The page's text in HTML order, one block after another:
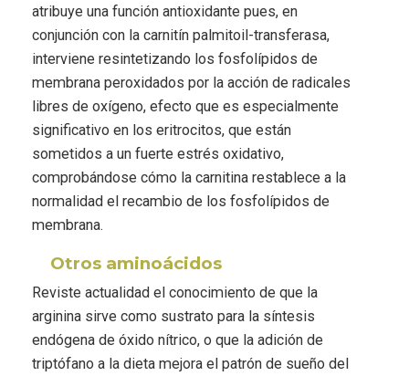
atribuye una función antioxidante pues, en
conjunción con la carnitín palmitoil-transferasa,
interviene resintetizando los fosfolípidos de
membrana peroxidados por la acción de radicales
libres de oxígeno, efecto que es especialmente
significativo en los eritrocitos, que están
sometidos a un fuerte estrés oxidativo,
comprobándose cómo la carnitina restablece a la
normalidad el recambio de los fosfolípidos de
membrana.
Otros aminoácidos
Reviste actualidad el conocimiento de que la
arginina sirve como sustrato para la síntesis
endógena de óxido nítrico, o que la adición de
triptófano a la dieta mejora el patrón de sueño del